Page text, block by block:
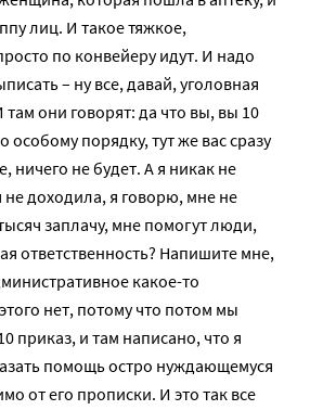
лиц. И такое тяжкое,
по конвейеру идут. И надо
– ну все, давай, уголовная
там они говорят: да что вы, вы 10
особому порядку, тут же вас сразу
ничего не будет. А я никак не
доходила, я говорю, мне не
заплачу, мне помогут люди,
ответственность? Напишите мне,
какое-то
нет, потому что потом мы
приказ, и там написано, что я
помощь остро нуждающемуся
от его прописки. И это так все